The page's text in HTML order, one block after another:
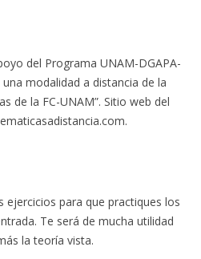
del Programa UNAM-DGAPA-
una modalidad a distancia de la
de la FC-UNAM”. Sitio web del
ejercicios para que practiques los
Te será de mucha utilidad
la teoría vista.